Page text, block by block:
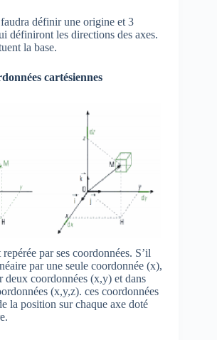
définir une origine et 3
définiront les directions des axes.
la base.
cartésiennes
par ses coordonnées. S’il
par une seule coordonnée (x),
deux coordonnées (x,y) et dans
(x,y,z). ces coordonnées
la position sur chaque axe doté